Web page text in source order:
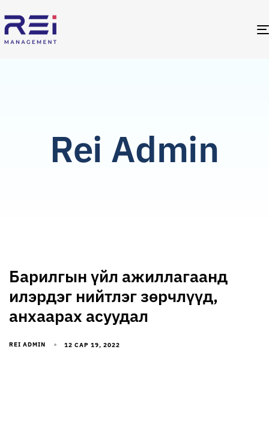
Rei Admin
Барилгын үйл ажиллагаанд
илэрдэг нийтлэг зөрчлүүд,
анхаарах асуудал
REI ADMIN 12 САР 19, 2022